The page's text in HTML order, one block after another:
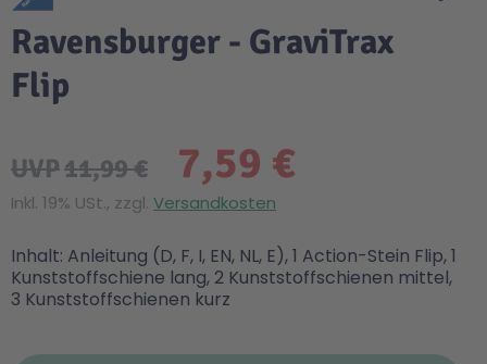
Ravensburger - GraviTrax
Flip
7,59 €
UVP11,99 €
Inkl. 19% USt., zzgl. Versandkosten
Inhalt: Anleitung (D, F, I, EN, NL, E), 1 Action-Stein Flip, 1
Kunststoffschiene lang, 2 Kunststoffschienen mittel,
3 Kunststoffschienen kurz